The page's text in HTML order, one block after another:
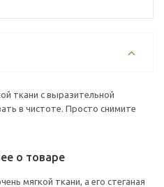
ткани с выразительной
в чистоте. Просто снимите
о товаре
мягкой ткани, а его стеганая